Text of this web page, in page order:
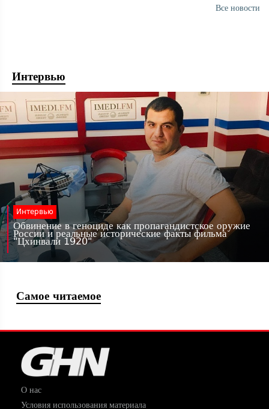
Все новости
Интервью
Интервью
Обвинение в геноциде как пропагандистское оружие
России и реальные исторические факты фильма
"Цхинвали 1920"
Самое читаемое
О нас
Условия использования материала